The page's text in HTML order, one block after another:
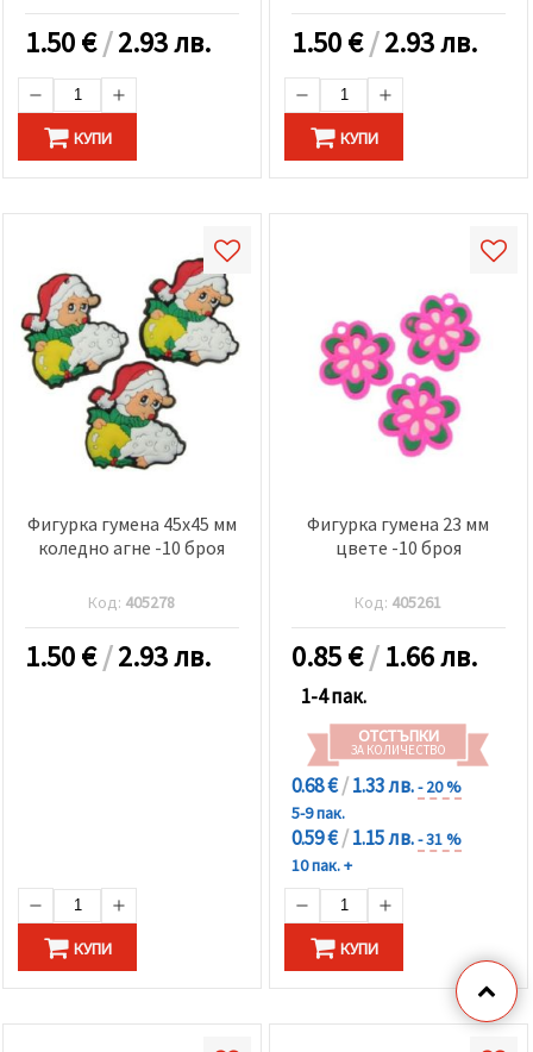
1.50€/2.93 лв.
КУПИ
1.50€/2.93 лв.
КУПИ
Фигурка гумена 45x45 мм
коледно агне -10 броя
Код: 405278
1.50€/2.93 лв.
КУПИ
Фигурка гумена 23 мм
цвете -10 броя
Код: 405261
0.85€/1.66 лв.
1-4 пак.
ОТСТЪПКИ
ЗА КОЛИЧЕСТВО
0.68 €/1.33 лв.- 20 %
5-9 пак.
0.59 €/1.15 лв.- 31 %
10 пак. +
КУПИ